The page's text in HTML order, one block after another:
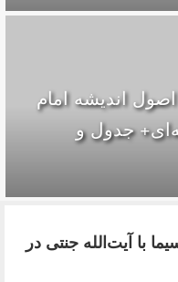
اندیشه امام
جدول و
آیت‌الله جنتی در